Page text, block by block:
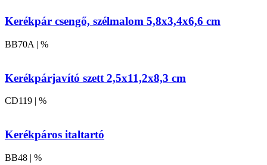
Kerékpár csengő, szélmalom 5,8x3,4x6,6 cm
BB70A | %
Kerékpárjavító szett 2,5x11,2x8,3 cm
CD119 | %
Kerékpáros italtartó
BB48 | %